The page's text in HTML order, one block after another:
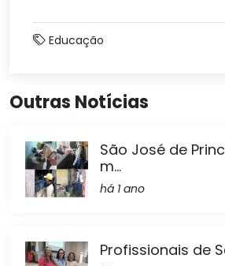
Educação
Outras Notícias
São José de
m...
há 1 ano
Profissionais de